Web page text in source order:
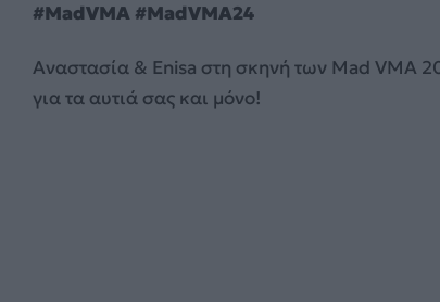
#MadVMA #MadVMA24
Αναστασία & Enisa στη σκηνή των Mad VMA
για τα αυτιά σας και μόνο!